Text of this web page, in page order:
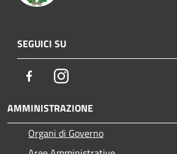
SEGUICI SU
FacebookInstagram
AMMINISTRAZIONE
Organi di Governo